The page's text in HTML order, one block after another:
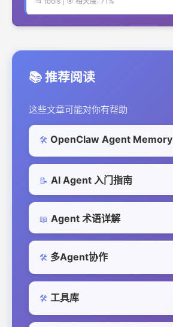
📚 推荐阅读
这些文章可能对你有帮助
🛠️ OpenClaw Agent Memory
📝 AI Agent 入门指南
📖 Agent 术语详解
🛠️ 多Agent协作
🛠️ 工具库